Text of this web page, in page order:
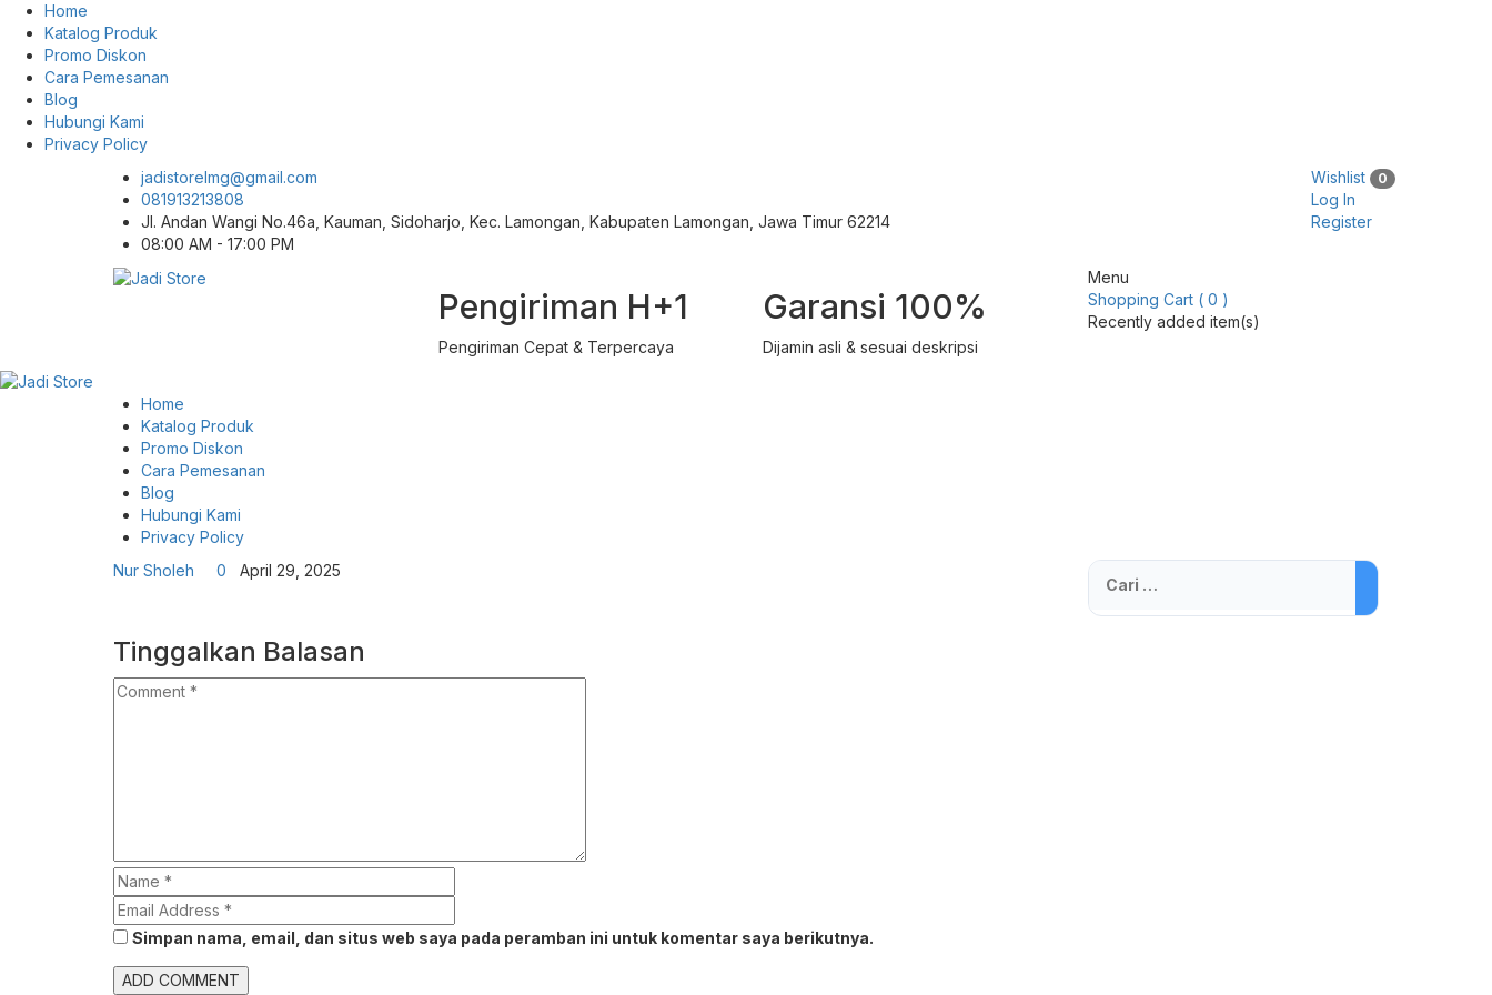
Home
Katalog Produk
Promo Diskon
Cara Pemesanan
Blog
Hubungi Kami
Privacy Policy
jadistorelmg@gmail.com
081913213808
Jl. Andan Wangi No.46a, Kauman, Sidoharjo, Kec. Lamongan, Kabupaten Lamongan, Jawa Timur 62214
08:00 AM - 17:00 PM
Wishlist 0
Log In
Register
Pengiriman H+1
Pengiriman Cepat & Terpercaya
Garansi 100%
Dijamin asli & sesuai deskripsi
Menu
Shopping Cart ( 0 )
Recently added item(s)
Home
Katalog Produk
Promo Diskon
Cara Pemesanan
Blog
Hubungi Kami
Privacy Policy
Nur Sholeh
0 April 29, 2025
Tinggalkan Balasan
Simpan nama, email, dan situs web saya pada peramban ini untuk komentar saya berikutnya.
Cari
untuk: